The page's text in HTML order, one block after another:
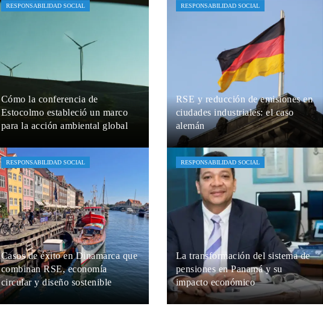
Cómo la conferencia de
Estocolmo estableció un marco
para la acción ambiental global
RESPONSABILIDAD SOCIAL
RSE y reducción de emisiones en
ciudades industriales: el caso
alemán
Hace 1 semana
RESPONSABILIDAD SOCIAL
Casos de éxito en Dinamarca que
combinan RSE, economía
circular y diseño sostenible
RESPONSABILIDAD SOCIAL
La transformación del sistema de
pensiones en Panamá y su
impacto económico
María Beltrán
RESPONSABILIDAD SOCIAL